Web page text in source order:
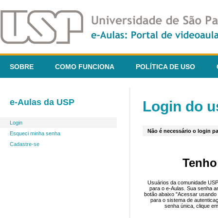
SOBRE COMO FUNCIONA POLÍTICA DE USO
e-Aulas da USP
Login
Esqueci minha senha
Cadastre-se
Login do
Não é necessário o login
Usuários da comunidade
para o e-Aulas. Sua senha
botão abaixo "Acessar
para o sistema de
senha única, clique